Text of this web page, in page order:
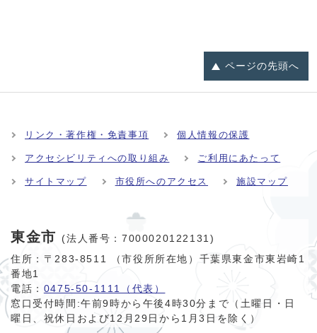
ページの先頭へ
リンク・著作権・免責事項 個人情報の保護
アクセシビリティへの取り組み ご利用にあたって
サイトマップ 市役所へのアクセス 施設マップ
東金市
(法人番号：7000020122131)
住所：〒283-8511 （市役所所在地）千葉県東金市東岩崎1
番地1
電話： 0475-50-1111（代表）
窓口受付時間:午前9時から午後4時30分まで（土曜日・日
曜日、祝休日および12月29日から1月3日を除く）